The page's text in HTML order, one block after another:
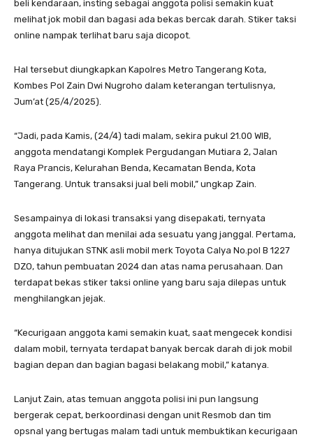
beli kendaraan, insting sebagai anggota polisi semakin kuat
melihat jok mobil dan bagasi ada bekas bercak darah. Stiker taksi
online nampak terlihat baru saja dicopot.
Hal tersebut diungkapkan Kapolres Metro Tangerang Kota,
Kombes Pol Zain Dwi Nugroho dalam keterangan tertulisnya,
Jum’at (25/4/2025).
“Jadi, pada Kamis, (24/4) tadi malam, sekira pukul 21.00 WIB,
anggota mendatangi Komplek Pergudangan Mutiara 2, Jalan
Raya Prancis, Kelurahan Benda, Kecamatan Benda, Kota
Tangerang. Untuk transaksi jual beli mobil,” ungkap Zain.
Sesampainya di lokasi transaksi yang disepakati, ternyata
anggota melihat dan menilai ada sesuatu yang janggal. Pertama,
hanya ditujukan STNK asli mobil merk Toyota Calya No.pol B 1227
DZO, tahun pembuatan 2024 dan atas nama perusahaan. Dan
terdapat bekas stiker taksi online yang baru saja dilepas untuk
menghilangkan jejak.
“Kecurigaan anggota kami semakin kuat, saat mengecek kondisi
dalam mobil, ternyata terdapat banyak bercak darah di jok mobil
bagian depan dan bagian bagasi belakang mobil,” katanya.
Lanjut Zain, atas temuan anggota polisi ini pun langsung
bergerak cepat, berkoordinasi dengan unit Resmob dan tim
opsnal yang bertugas malam tadi untuk membuktikan kecurigaan